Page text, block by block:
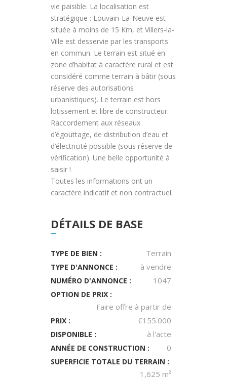
vie paisible. La localisation est
stratégique : Louvain-La-Neuve est
située à moins de 15 Km, et Villers-la-
Ville est desservie par les transports
en commun. Le terrain est situé en
zone d’habitat à caractère rural et est
considéré comme terrain à bâtir (sous
réserve des autorisations
urbanistiques). Le terrain est hors
lotissement et libre de constructeur.
Raccordement aux réseaux
d’égouttage, de distribution d’eau et
d’électricité possible (sous réserve de
vérification). Une belle opportunité à
saisir !
Toutes les informations ont un
caractère indicatif et non contractuel.
DÉTAILS DE BASE
TYPE DE BIEN : Terrain
TYPE D'ANNONCE : à vendre
NUMÉRO D'ANNONCE : 1047
OPTION DE PRIX :
Faire offre à partir de
PRIX : €155.000
DISPONIBLE : à l'acte
ANNÉE DE CONSTRUCTION : 0
SUPERFICIE TOTALE DU TERRAIN :
1,625 m²